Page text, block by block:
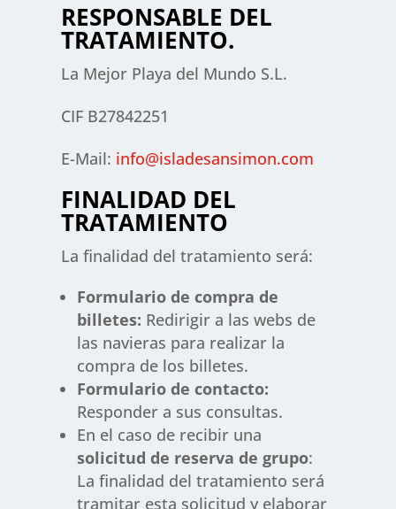
RESPONSABLE DEL
TRATAMIENTO.
La Mejor Playa del Mundo S.L.
CIF B27842251
E-Mail: info@isladesansimon.com
FINALIDAD DEL
TRATAMIENTO
La finalidad del tratamiento será:
Formulario de compra de
billetes: Redirigir a las webs de
las navieras para realizar la
compra de los billetes.
Formulario de contacto:
Responder a sus consultas.
En el caso de recibir una
solicitud de reserva de grupo:
La finalidad del tratamiento será
tramitar esta solicitud y elaborar